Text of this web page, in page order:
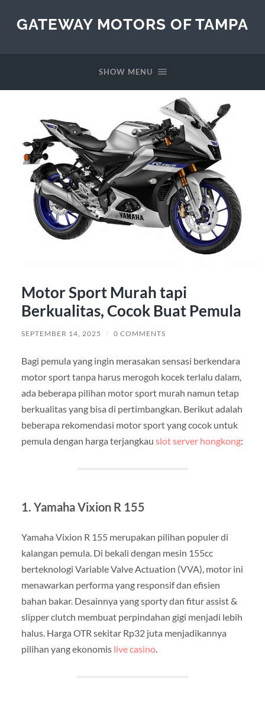
GATEWAY MOTORS OF TAMPA
SHOW MENU
Motor Sport Murah tapi
Berkualitas, Cocok Buat Pemula
SEPTEMBER 14, 2025 / 0 COMMENTS
Bagi pemula yang ingin merasakan sensasi berkendara
motor sport tanpa harus merogoh kocek terlalu dalam,
ada beberapa pilihan motor sport murah namun tetap
berkualitas yang bisa di pertimbangkan. Berikut adalah
beberapa rekomendasi motor sport yang cocok untuk
pemula dengan harga terjangkau slot server hongkong:
1. Yamaha Vixion R 155
Yamaha Vixion R 155 merupakan pilihan populer di
kalangan pemula. Di bekali dengan mesin 155cc
berteknologi Variable Valve Actuation (VVA), motor ini
menawarkan performa yang responsif dan efisien
bahan bakar. Desainnya yang sporty dan fitur assist &
slipper clutch membuat perpindahan gigi menjadi lebih
halus. Harga OTR sekitar Rp32 juta menjadikannya
pilihan yang ekonomis live casino.